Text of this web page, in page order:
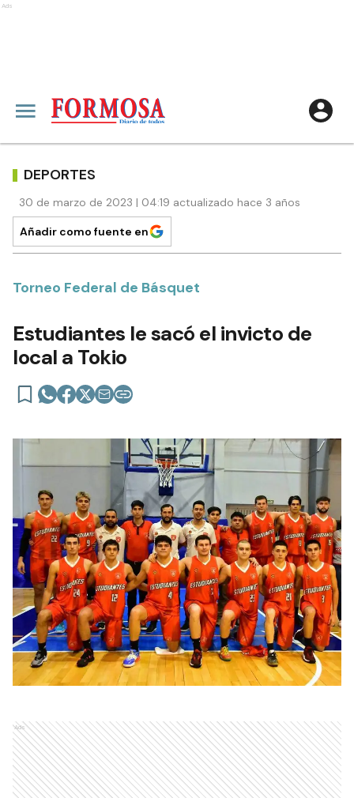
Ads
DEPORTES
30 de marzo de 2023 | 04:19 actualizado hace 3 años
Añadir como fuente en
Torneo Federal de Básquet
Estudiantes le sacó el invicto de
local a Tokio
Ads